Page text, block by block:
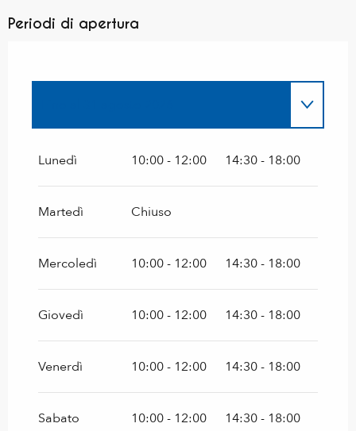
Periodi di apertura
2 maggio 2026
Il25 maggio 2026
Dal1 settembre 2026al15 ottobre 2026
Lunedì 10:00 - 12:00 14:30 - 18:00
Martedì Chiuso
Mercoledì 10:00 - 12:00 14:30 - 18:00
Giovedì 10:00 - 12:00 14:30 - 18:00
Venerdì 10:00 - 12:00 14:30 - 18:00
Sabato 10:00 - 12:00 14:30 - 18:00